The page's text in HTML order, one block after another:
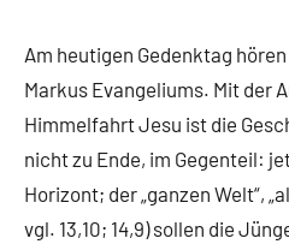
Am heutigen Gedenktag
Markus Evangeliums. Mit der
Himmelfahrt Jesu ist die
nicht zu Ende, im Gegenteil:
Horizont; der „ganzen Welt“,
vgl. 13,10; 14,9) sollen die